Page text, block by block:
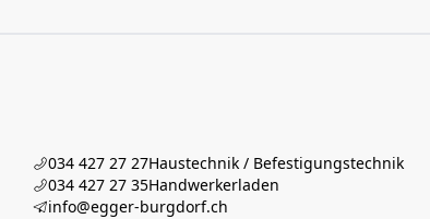
034 427 27 27Haustechnik / Befestigungstechnik
034 427 27 35Handwerkerladen
info@egger-burgdorf.ch